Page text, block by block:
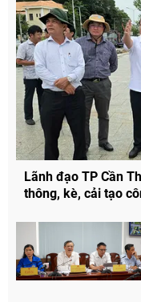
Lãnh đạo TP Cần
thông, kè, cải tạo